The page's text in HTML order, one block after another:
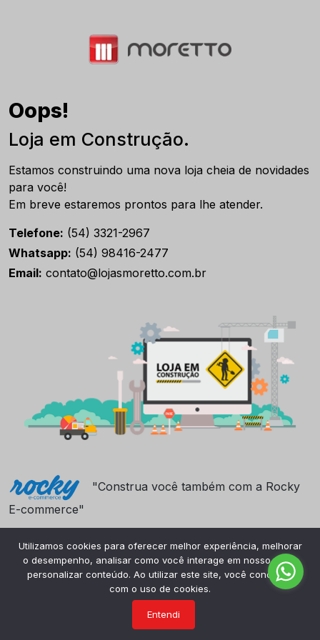
Oops!
Loja em Construção.
Estamos construindo uma nova loja cheia de novidades
para você!
Em breve estaremos prontos para lhe atender.
Telefone: (54) 3321-2967
Whatsapp: (54) 98416-2477
Email: contato@lojasmoretto.com.br
"Construa você também com a Rocky
E-commerce"
Utilizamos cookies para oferecer melhor experiência, melhorar
o desempenho, analisar como você interage em nosso site e
personalizar conteúdo. Ao utilizar este site, você concorda
com o uso de cookies.
Entendi